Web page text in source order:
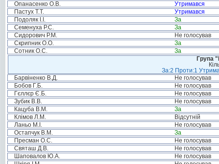
Опанасенко О.В.
Утримався
Пастух Т.Т.
Утримався
Подоляк І.І.
За
Семенуха Р.С.
За
Сидорович Р.М.
Не голосував
Скрипник О.О.
За
Сотник О.С.
За
Група
За:2 Проти:1
Барвіненко В.Д.
Не голосував
Бобов Г.Б.
Не голосував
Гєллєр Є.Б.
Не голосував
Зубик В.В.
Не голосував
Кацуба В.М.
За
Клімов Л.М.
Відсутній
Ланьо М.І.
Не голосував
Остапчук В.М.
За
Пресман О.С.
Не голосував
Святаш Д.В.
Не голосував
Шаповалов Ю.А.
Не голосував